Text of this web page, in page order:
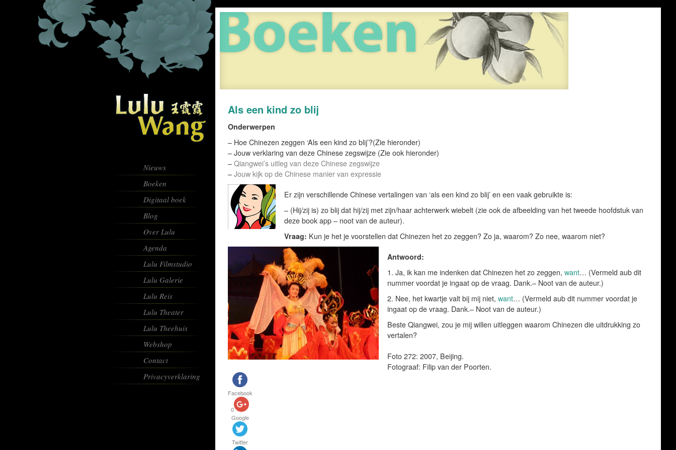
Nieuws
Boeken
Digitaal boek
Blog
Over Lulu
Agenda
Lulu Filmstudio
Lulu Galerie
Lulu Reis
Lulu Theater
Lulu Theehuis
Webshop
Contact
Privacyverklaring
Als een kind zo blij
Onderwerpen
– Hoe Chinezen zeggen ‘Als een kind zo blij’?(Zie hieronder)
– Jouw verklaring van deze Chinese zegswijze (Zie ook hieronder)
– Qiangwei’s uitleg van deze Chinese zegswijze
– Jouw kijk op de Chinese manier van expressie
Er zijn verschillende Chinese vertalingen van ‘als een kind zo blij’ en een vaak gebruikte is:
– (Hij/zij is) zo blij dat hij/zij met zijn/haar achterwerk wiebelt (zie ook de afbeelding van het tweede hoofdstuk van
deze book app – noot van de auteur).
Vraag: Kun je het je voorstellen dat Chinezen het zo zeggen? Zo ja, waarom? Zo nee, waarom niet?
Antwoord:
1. Ja, ik kan me indenken dat Chinezen het zo zeggen,want… (Vermeld aub dit
nummer voordat je ingaat op de vraag. Dank.– Noot van de auteur.)
2. Nee, het kwartje valt bij mij niet,want… (Vermeld aub dit nummer voordat je
ingaat op de vraag. Dank.– Noot van de auteur.)
Beste Qiangwei, zou je mij willen uitleggen waarom Chinezen die uitdrukking zo
vertalen?
Foto 272: 2007, Beijing.
Fotograaf: Filip van der Poorten.
Facebook
0
Google
Twitter